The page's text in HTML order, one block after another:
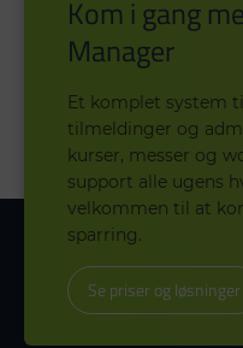
Kom i gang
Manager
Et komplet system
tilmeldinger og
kurser, messer og
support alle ugens
velkommen til at
sparring.
Se priser og løsninger